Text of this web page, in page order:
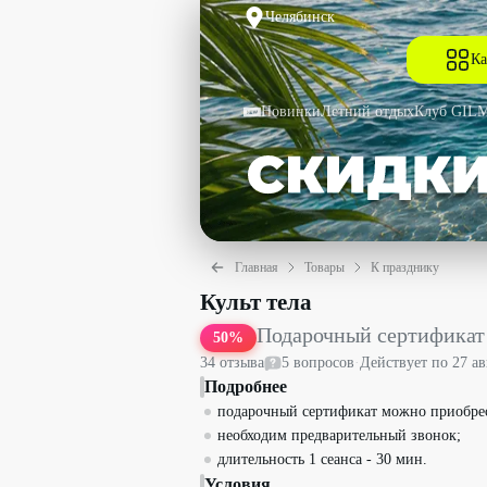
Челябинск
НовинкиЛетний отдыхКлуб
Главная Товары К празднику
Подарочный сертификат на
Культ тела
50% Подарочный
34отзыва 5 вопросов ·Действует по 27
Подробнее
подарочный сертификат можно
необходим предварительный звонок;
длительность 1 сеанса - 30 мин.